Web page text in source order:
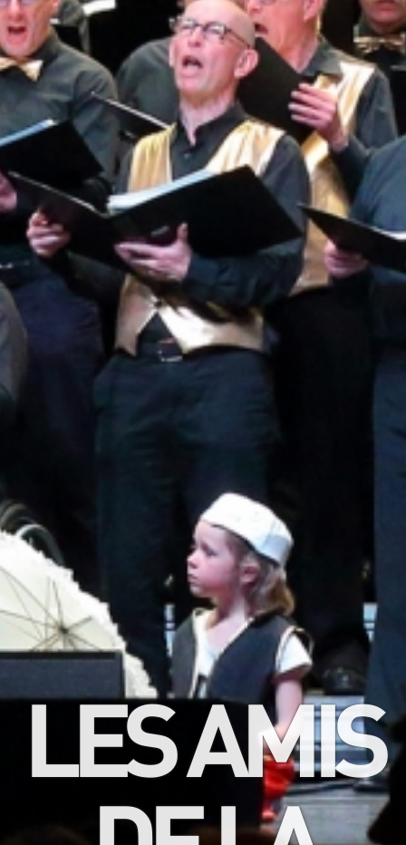
LES AMIS